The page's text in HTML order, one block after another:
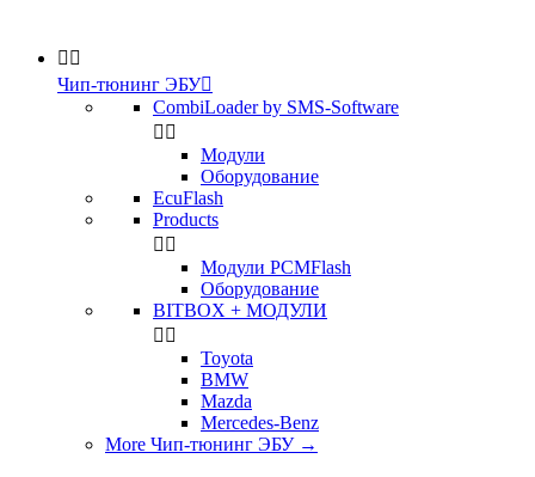
 
Чип-тюнинг ЭБУ
CombiLoader by SMS-Software
 
Модули
Оборудование
EcuFlash
Products
 
Модули PCMFlash
Оборудование
BITBOX + МОДУЛИ
 
Toyota
BMW
Mazda
Mercedes-Benz
More Чип-тюнинг ЭБУ →